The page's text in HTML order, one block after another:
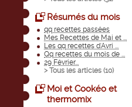
Résumés du mois
qq recettes passées
Mes Recettes de Mai et ...
Les qq recettes d'Avri ...
Qq recettes du mois de ...
29 Février...
> Tous les articles (10)
Moi et Cookéo et
thermomix